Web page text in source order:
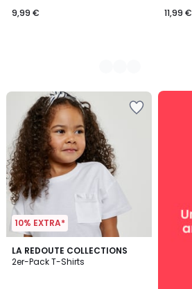
9,99 € 11,99 €
10% EXTRA*
LA REDOUTE COLLECTIONS
2er-Pack T-Shirts
5
/
Unsere